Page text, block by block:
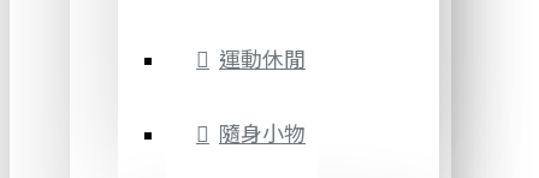
運動休閒
隨身小物